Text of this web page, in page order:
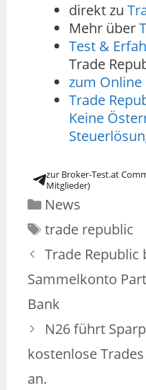
direkt zu
Mehr über
Test &
Trade
zum Online
Trade
Keine
zur Broker-Test.at
Mitglieder)
News
trade republic
Trade Republic
Sammelkonto
Bank
N26 führt
kostenlose
an.